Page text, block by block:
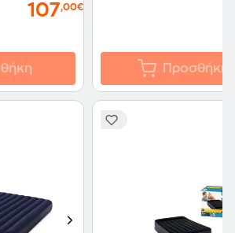
107,00€
Προσθήκη